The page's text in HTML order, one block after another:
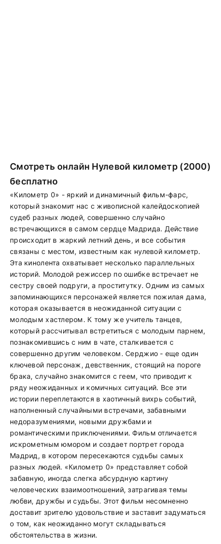
Смотреть онлайн Нулевой километр (2000)
бесплатно
«Километр 0» - яркий и динамичный фильм-фарс,
который знакомит нас с живописной калейдоскопией
судеб разных людей, совершенно случайно
встречающихся в самом сердце Мадрида. Действие
происходит в жаркий летний день, и все события
связаны с местом, известным как нулевой километр.
Эта кинолента охватывает несколько параллельных
историй. Молодой режиссер по ошибке встречает не
сестру своей подруги, а проститутку. Одним из самых
запоминающихся персонажей является пожилая дама,
которая оказывается в неожиданной ситуации с
молодым хастлером. К тому же учитель танцев,
который рассчитывал встретиться с молодым парнем,
познакомившись с ним в чате, сталкивается с
совершенно другим человеком. Серджио - еще один
ключевой персонаж, девственник, стоящий на пороге
брака, случайно знакомится с геем, что приводит к
ряду неожиданных и комичных ситуаций. Все эти
истории переплетаются в хаотичный вихрь событий,
наполненный случайными встречами, забавными
недоразумениями, новыми дружбами и
романтическими приключениями. Фильм отличается
искрометным юмором и создает портрет города
Мадрид, в котором пересекаются судьбы самых
разных людей. «Километр 0» представляет собой
забавную, иногда слегка абсурдную картину
человеческих взаимоотношений, затрагивая темы
любви, дружбы и судьбы. Этот фильм несомненно
доставит зрителю удовольствие и заставит задуматься
о том, как неожиданно могут складываться
обстоятельства в жизни.